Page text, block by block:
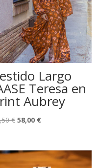
Largo
Teresa en
Aubrey
€ El
era:
58,00 €El
es: